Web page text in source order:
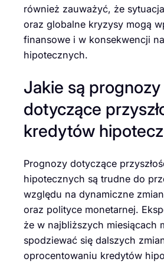
również zauważyć, że
oraz globalne kryzysy mogą
finansowe i w konsekwencji
hipotecznych.
Jakie są prognozy
dotyczące
kredytów
Prognozy dotyczące
hipotecznych są trudne do
względu na dynamiczne
oraz polityce monetarnej.
że w najbliższych miesiącach
spodziewać się dalszych
oprocentowaniu kredytów